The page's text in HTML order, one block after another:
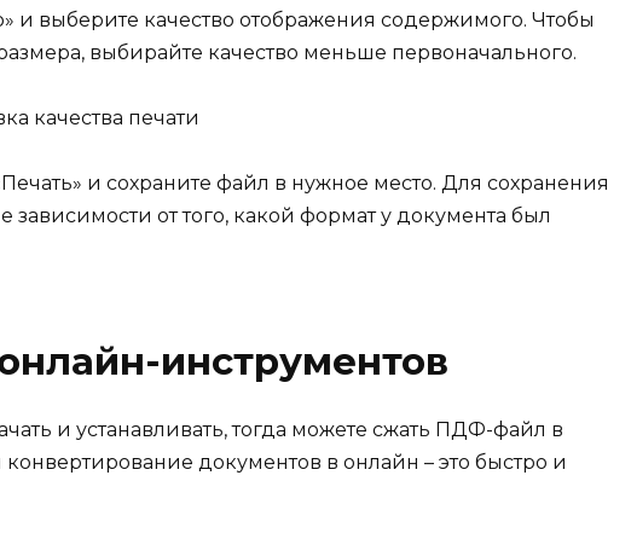
и выберите качество отображения содержимого. Чтобы
выбирайте качество меньше первоначального.
и сохраните файл в нужное место. Для сохранения
зависимости от того, какой формат у документа был
инструментов
и устанавливать, тогда можете сжать ПДФ-файл в
документов в онлайн – это быстро и